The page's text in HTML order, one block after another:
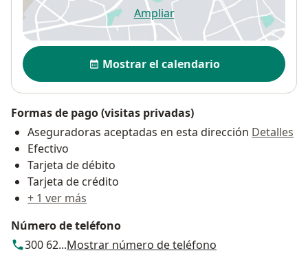
Ampliarse abre en una nueva
Disponibilidad
Mostrar el calendario
Formas de pago (visitas privadas)
Aseguradoras aceptadas en esta dirección Detalles
Efectivo
Tarjeta de débito
Tarjeta de crédito
+ 1 ver más
Número de teléfono
300 62...Mostrar número de teléfono